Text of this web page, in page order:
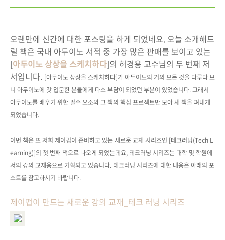
오랜만에 신간에 대한 포스팅을 하게 되었네요. 오늘 소개해드
릴 책은 국내 아두이노 서적 중 가장 많은 판매를 보이고 있는
[아두이노 상상을 스케치하다]의 허경용 교수님의 두 번째 저
서입니다. [아두이노 상상을 스케치하다]가 아두이노의 거의 모든 것을 다루다 보
니 아두이노에 갓 입문한 분들에게 다소 부담이 되었던 부분이 있었습니다. 그래서
아두이노를 배우기 위한 필수 요소와 그 책의 핵심 프로젝트만 모아 새 책을 펴내게
되었습니다.
이번 책은 또 저희 제이펍이 준비하고 있는 새로운 교재 시리즈인 [테크러닝(Tech L
earning)]의 첫 번째 책으로 나오게 되었는데요, 테크러닝 시리즈는 대학 및 학원에
서의 강의 교재용으로 기획되고 있습니다. 테크러닝 시리즈에 대한 내용은 아래의 포
스트를 참고하시기 바랍니다.
제이펍이 만드는 새로운 강의 교재_테크 러닝 시리즈